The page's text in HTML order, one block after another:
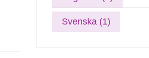
Svenska (1)